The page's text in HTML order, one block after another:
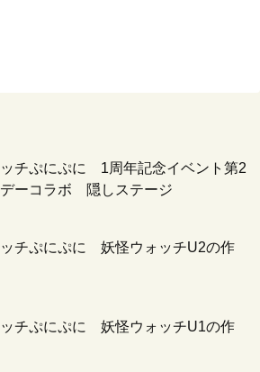
チぷにぷに 1周年記念イベント第2
ーコラボ 隠しステージ
チぷにぷに 妖怪ウォッチU2の作
チぷにぷに 妖怪ウォッチU1の作